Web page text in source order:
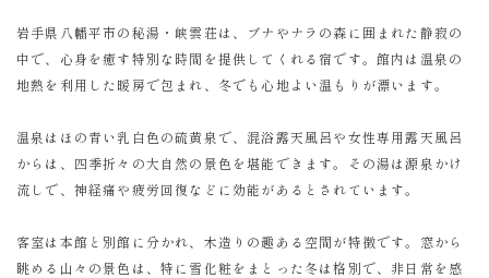
岩手県八幡平市の秘湯・峡雲荘は、ブナやナラの森に囲まれた静寂の
中で、心身を癒す特別な時間を提供してくれる宿です。館内は温泉の
地熱を利用した暖房で包まれ、冬でも心地よい温もりが漂います。
温泉はほの青い乳白色の硫黄泉で、混浴露天風呂や女性専用露天風呂
からは、四季折々の大自然の景色を堪能できます。その湯は源泉かけ
流しで、神経痛や疲労回復などに効能があるとされています。
客室は本館と別館に分かれ、木造りの趣ある空間が特徴です。窓から
眺める山々の景色は、特に雪化粧をまとった冬は格別で、非日常を感